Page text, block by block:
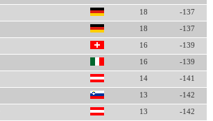
18 -137
18 -137
16 -139
16 -139
14 -141
13 -142
13 -142